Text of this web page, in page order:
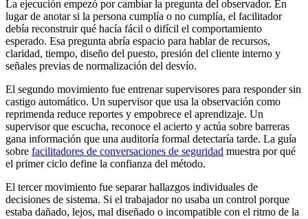
La ejecución empezó por cambiar la pregunta del observador. En
lugar de anotar si la persona cumplía o no cumplía, el facilitador
debía reconstruir qué hacía fácil o difícil el comportamiento
esperado. Esa pregunta abría espacio para hablar de recursos,
claridad, tiempo, diseño del puesto, presión del cliente interno y
señales previas de normalización del desvío.
El segundo movimiento fue entrenar supervisores para responder sin
castigo automático. Un supervisor que usa la observación como
reprimenda reduce reportes y empobrece el aprendizaje. Un
supervisor que escucha, reconoce el acierto y actúa sobre barreras
gana información que una auditoría formal detectaría tarde. La guía
sobre facilitadores de conversaciones de seguridad muestra por qué
el primer ciclo define la confianza del método.
El tercer movimiento fue separar hallazgos individuales de
decisiones de sistema. Si el trabajador no usaba un control porque
estaba dañado, lejos, mal diseñado o incompatible con el ritmo de la